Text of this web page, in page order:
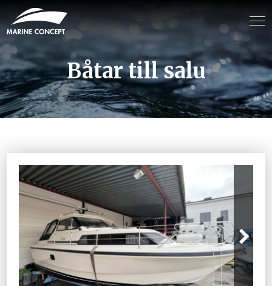
Båtar till salu